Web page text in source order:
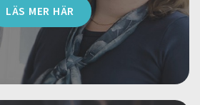
LÄS MER HÄR